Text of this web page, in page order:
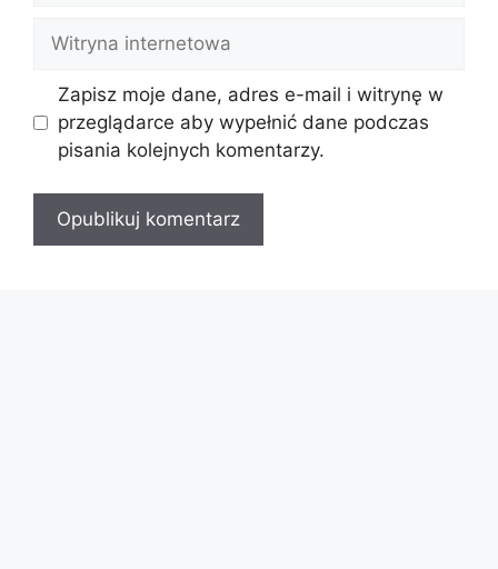
Witryna
internetowa
Zapisz moje dane, adres e-mail i witrynę w
przeglądarce aby wypełnić dane podczas
pisania kolejnych komentarzy.